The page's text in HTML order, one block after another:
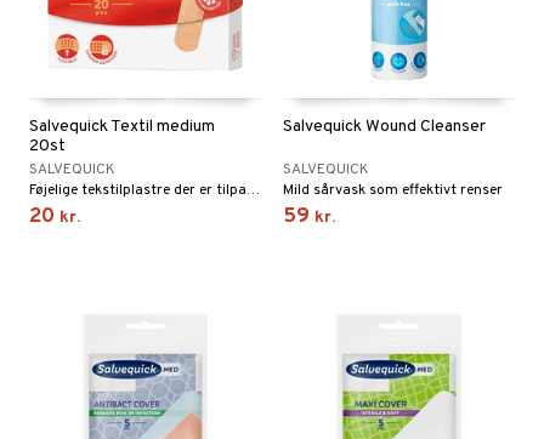
Salvequick Textil medium
20st
SALVEQUICK
Føjelige tekstilplastre der er tilpasset den enkelte kropsdel når den bøjes som f.eks. albuer, knæ og knoer.
20 kr.
Salvequick Wound Cleanser
SALVEQUICK
Mild sårvask som effektivt renser
59 kr.